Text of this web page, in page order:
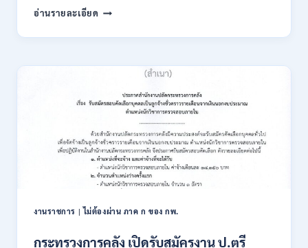
15
2569
อ่านรายละเอียด สำนักงาน
ตรวจ
แผ่น
รับ
สอบ
แข่งขัน
เพื่อ
บรรจุ
เป็น
44
/
งานราชการ |ไม่ต้องผ่าน ภาค ก ของ กพ.
กระทรวงการคลัง เปิดรับสมัครงาน ป.ตรี